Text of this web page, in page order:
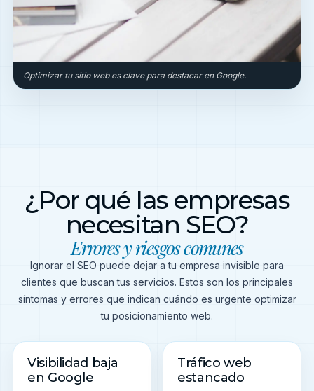
Optimizar tu sitio web es clave para destacar en Google.
¿Por qué las empresas
necesitan SEO?
Errores y riesgos comunes
Ignorar el SEO puede dejar a tu empresa invisible para
clientes que buscan tus servicios. Estos son los principales
síntomas y errores que indican cuándo es urgente optimizar
tu posicionamiento web.
Visibilidad baja
en Google
Tráfico web
estancado